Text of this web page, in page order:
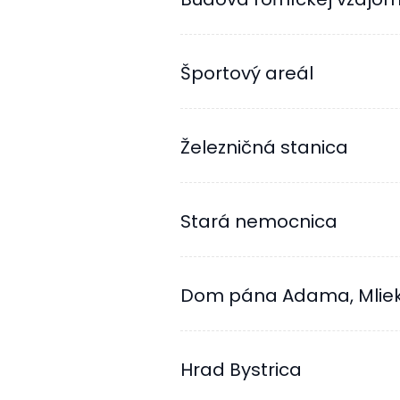
Športový areál
Železničná stanica
Stará nemocnica
Dom pána Adama,
Hrad Bystrica